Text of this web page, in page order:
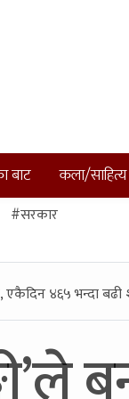
बाट कला/साहित्य
#सरकार
एकैदिन ४६५ भन्दा बढी